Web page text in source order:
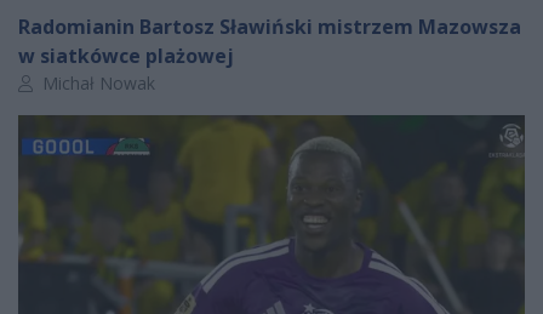
Radomianin Bartosz Sławiński mistrzem Mazowsza
w siatkówce plażowej
Autor artykułu:
Michał Nowak